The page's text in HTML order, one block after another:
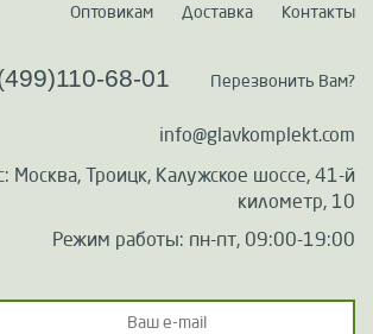
Оптовикам Доставка Контакты
68-01 Перезвонить Вам?
info@glavkomplekt.com
Москва, Троицк, Калужское шоссе, 41-й
километр, 10
Режим работы: пн-пт, 09:00-19:00